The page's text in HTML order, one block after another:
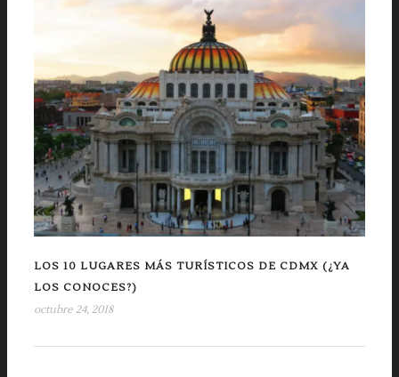
LOS 10 LUGARES MÁS TURÍSTICOS DE CDMX (¿YA
LOS CONOCES?)
octubre 24, 2018